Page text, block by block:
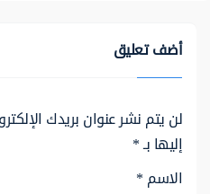
أضف تعليق
لن يتم نشر عنوان بريدك
إليها بـ*
الاسم*